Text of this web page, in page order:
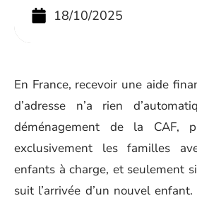
18/10/2025
En France, recevoir une aide
d’adresse n’a rien
déménagement de la CAF,
exclusivement les familles
enfants à charge, et seulement
suit l’arrivée d’un nouvel